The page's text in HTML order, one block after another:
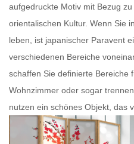
aufgedruckte Motiv mit Bezug
orientalischen Kultur. Wenn Sie
leben, ist japanischer Paravent
verschiedenen Bereiche
schaffen Sie definierte Bereiche
Wohnzimmer oder sogar
nutzen ein schönes Objekt, das